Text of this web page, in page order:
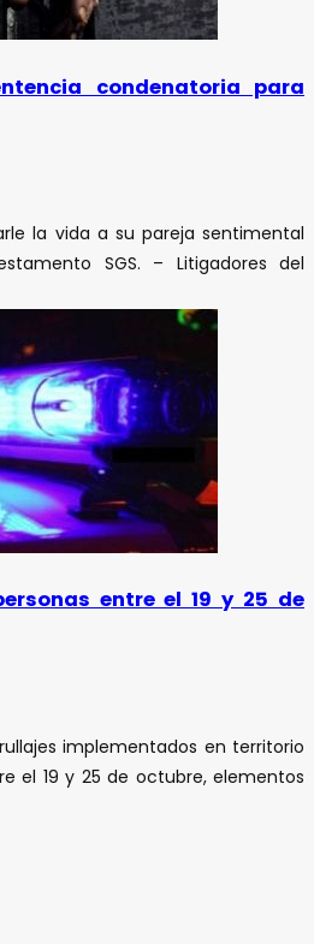
condenatoria para
la vida a su pareja sentimental
SGS. – Litigadores del
entre el 19 y 25 de
implementados en territorio
el 19 y 25 de octubre, elementos